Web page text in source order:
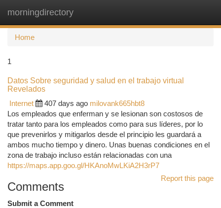
morningdirectory
Home
1
Datos Sobre seguridad y salud en el trabajo virtual
Revelados
Internet
407 days ago milovank665hbt8
Los empleados que enferman y se lesionan son costosos de
tratar tanto para los empleados como para sus líderes, por lo
que prevenirlos y mitigarlos desde el principio les guardará a
ambos mucho tiempo y dinero. Unas buenas condiciones en el
zona de trabajo incluso están relacionadas con una
https://maps.app.goo.gl/HKAnoMwLKiA2H3rP7
Report this page
Comments
Submit a Comment